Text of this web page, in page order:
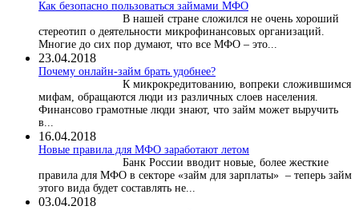
Как безопасно пользоваться займами МФО
В нашей стране сложился не очень хороший
стереотип о деятельности микрофинансовых организаций.
Многие до сих пор думают, что все МФО – это...
23.04.2018
Почему онлайн-займ брать удобнее?
К микрокредитованию, вопреки сложившимся
мифам, обращаются люди из различных слоев населения.
Финансово грамотные люди знают, что займ может выручить
в...
16.04.2018
Новые правила для МФО заработают летом
Банк России вводит новые, более жесткие
правила для МФО в секторе «займ для зарплаты» – теперь займ
этого вида будет составлять не...
03.04.2018